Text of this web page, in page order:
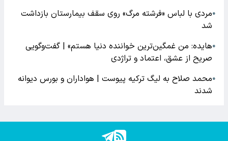
●مردی با لباس «فرشته مرگ» روی سقف بیمارستان بازداشت
شد
●هایده: من غمگین‌ترین خواننده دنیا هستم» | گفت‌وگویی
صریح از عشق، اعتماد و تراژدی
●محمد صلاح به لیگ ترکیه پیوست | هواداران و بورس دیوانه
شدند